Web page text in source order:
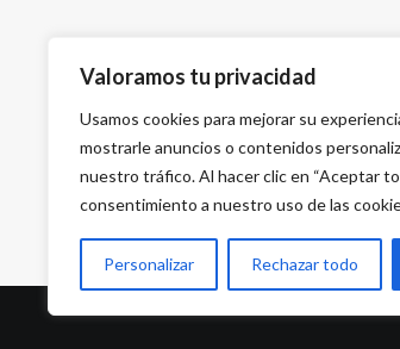
Valoramos tu privacidad
Usamos cookies para mejorar su
mostrarle anuncios o contenidos
nuestro tráfico. Al hacer clic en “Aceptar
consentimiento a nuestro uso de las
Personalizar Rechazar todo